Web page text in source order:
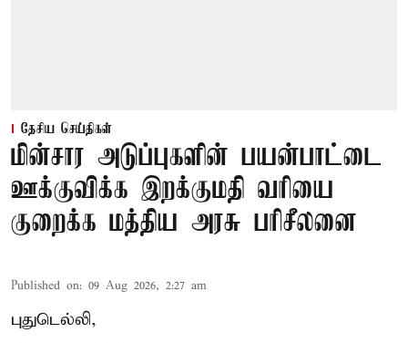
தேசிய செய்திகள்
மின்சார அடுப்புகளின் பயன்பாட்டை
ஊக்குவிக்க இறக்குமதி வரியை
குறைக்க மத்திய அரசு பரிசீலனை
Published on: 09 Aug 2026, 2:27 am
புதுடெல்லி,